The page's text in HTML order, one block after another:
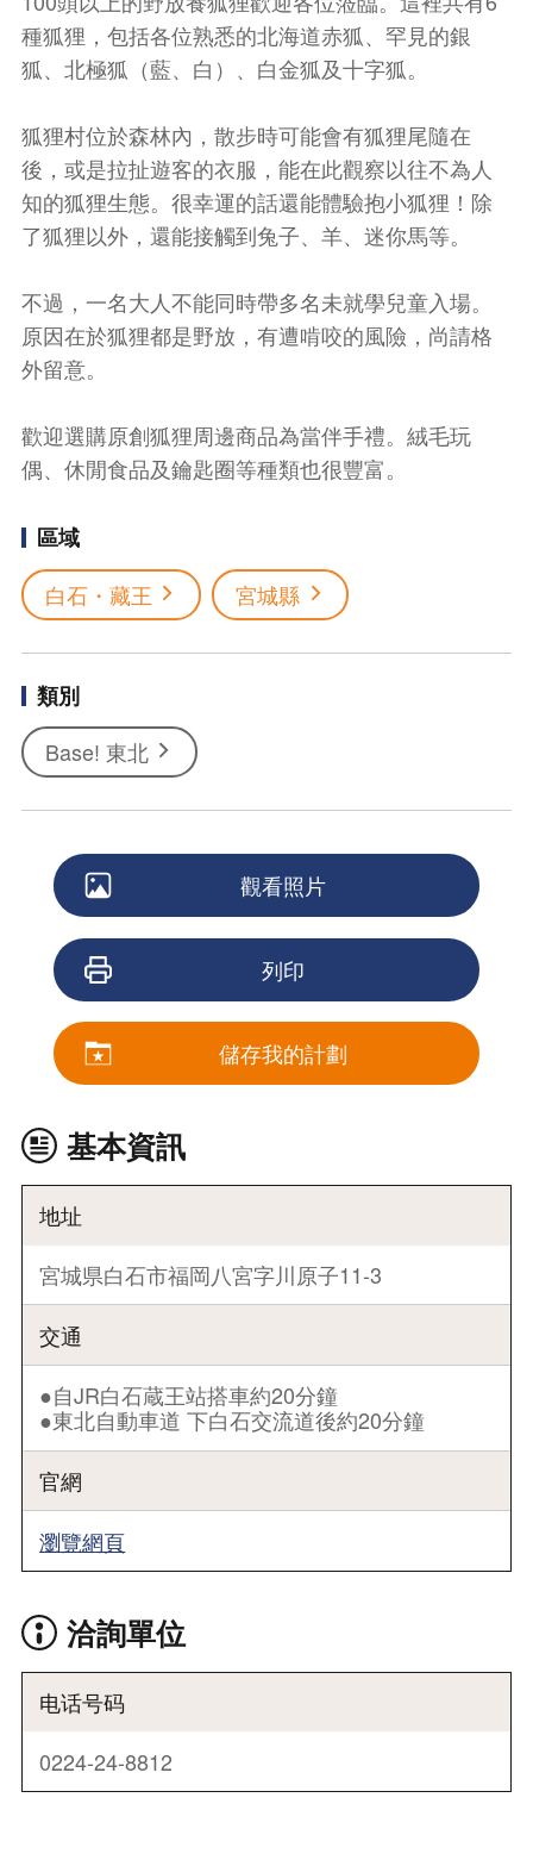
種狐狸，包括各位熟悉的北海道赤狐、罕見的銀
狐、北極狐（藍、白）、白金狐及十字狐。
狐狸村位於森林內，散步時可能會有狐狸尾隨在
後，或是拉扯遊客的衣服，能在此觀察以往不為人
知的狐狸生態。很幸運的話還能體驗抱小狐狸！除
了狐狸以外，還能接觸到兔子、羊、迷你馬等。
不過，一名大人不能同時帶多名未就學兒童入場。
原因在於狐狸都是野放，有遭啃咬的風險，尚請格
外留意。
歡迎選購原創狐狸周邊商品為當伴手禮。絨毛玩
偶、休閒食品及鑰匙圈等種類也很豐富。
區域
白石・藏王
宮城縣
類別
Base! 東北
觀看照片
列印
儲存我的計劃
基本資訊
地址
宮城県白石市福岡八宮字川原子11‐3
交通
●自JR白石蔵王站搭車約20分鐘
●東北自動車道 下白石交流道後約20分鐘
官網
瀏覽網頁
洽詢單位
电话号码
0224-24-8812